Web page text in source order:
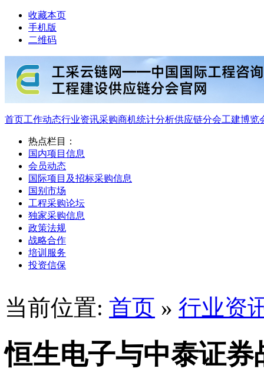
收藏本页
手机版
二维码
首页工作动态行业资讯采购商机统计分析供应链分会工建博览
热点栏目：
国内项目信息
会员动态
国际项目及招标采购信息
国别市场
工程采购论坛
独家采购信息
政策法规
战略合作
培训服务
投资信保
当前位置: 首页 » 行业资
恒生电子与中泰证